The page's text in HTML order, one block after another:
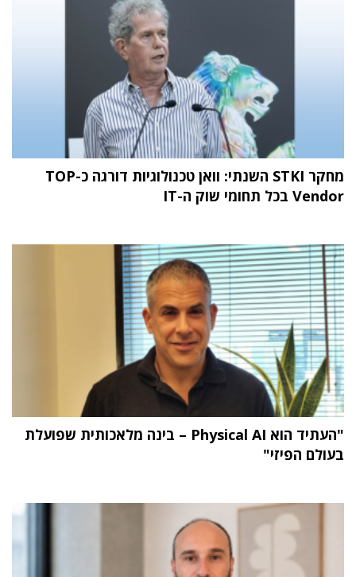
מחקר STKI השנתי: וואן טכנולוגיות דורגה כ-TOP
Vendor בכל תחומי שוק ה-IT
"העתיד הוא Physical AI – בינה מלאכותית שפועלת
בעולם הפיזי"